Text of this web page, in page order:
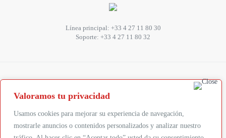
Valoramos tu privacidad
Usamos cookies para mejorar su experiencia de navegación,
mostrarle anuncios o contenidos personalizados y analizar nuestro
Línea principal: +33 4 27 11 80 30
Soporte: +33 4 27 11 80 32
Abonnez-vous à la newsletter